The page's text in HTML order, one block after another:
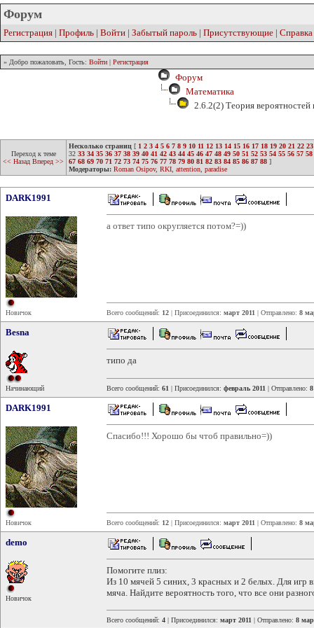
Форум
Регистрация | Профиль | Войти | Забытый пароль | Присутствующие | Справка
» Добро пожаловать, Гость: Войти | Регистрация
Форум
Математика
2.6.2(2) Теория вероятностей
Переход к теме
<< Назад Вперед >>
Несколько страниц [ 1 2 3 4 5 6 7 8 9 10 11 12 13 14 15 16 17 18 19 20 21 22 23
32 33 34 35 36 37 38 39 40 41 42 43 44 45 46 47 48 49 50 51 52 53 54 55 56 57 58
67 68 69 70 71 72 73 74 75 76 77 78 79 80 81 82 83 84 85 86 87 88 ]
Модераторы: Roman Osipov, RKI attention paradise
DARK1991
Новичок
а ответ типо округляется потом?=))
Всего сообщений: 12 | Присоединился: март 2011 | Отправлено: 8
Besna
Начинающий
типо да
Всего сообщений: 61 | Присоединился: февраль 2011 | Отправлено:
DARK1991
Новичок
Спасибо!!! Хорошо бы чтоб правильно=))
Всего сообщений: 12 | Присоединился: март 2011 | Отправлено: 8
demo
Новичок
Помогите плиз:
Из 10 мячей 5 синих, 3 красных и 2 белых. Для игр
мяча. Найдите вероятность того, что все они
Всего сообщений: 4 | Присоединился: март 2011 | Отправлено: 8